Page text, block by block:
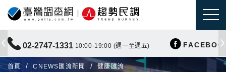
02-2747-1331 10:00-19:00 (週一至週五)
首頁 CNEWS匯流新聞 健康匯流